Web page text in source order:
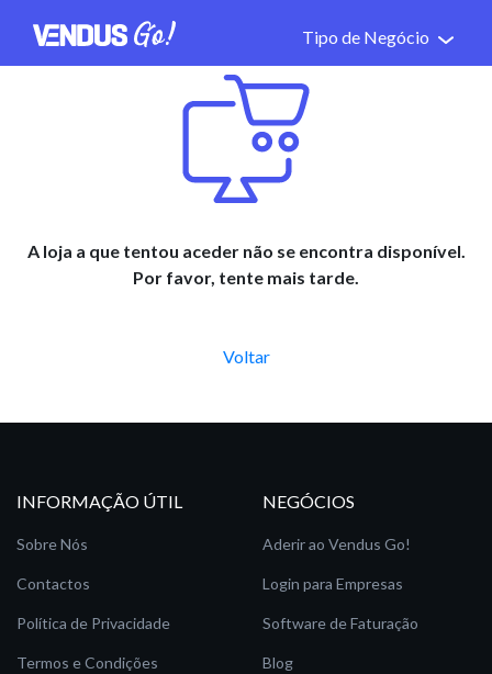
Tipo de Negócio
A loja a que tentou aceder não se encontra disponível.
Por favor, tente mais tarde.
Voltar
INFORMAÇÃO ÚTIL
Sobre Nós
Contactos
Política de Privacidade
Termos e Condições
NEGÓCIOS
Aderir ao Vendus Go!
Login para Empresas
Software de Faturação
Blog